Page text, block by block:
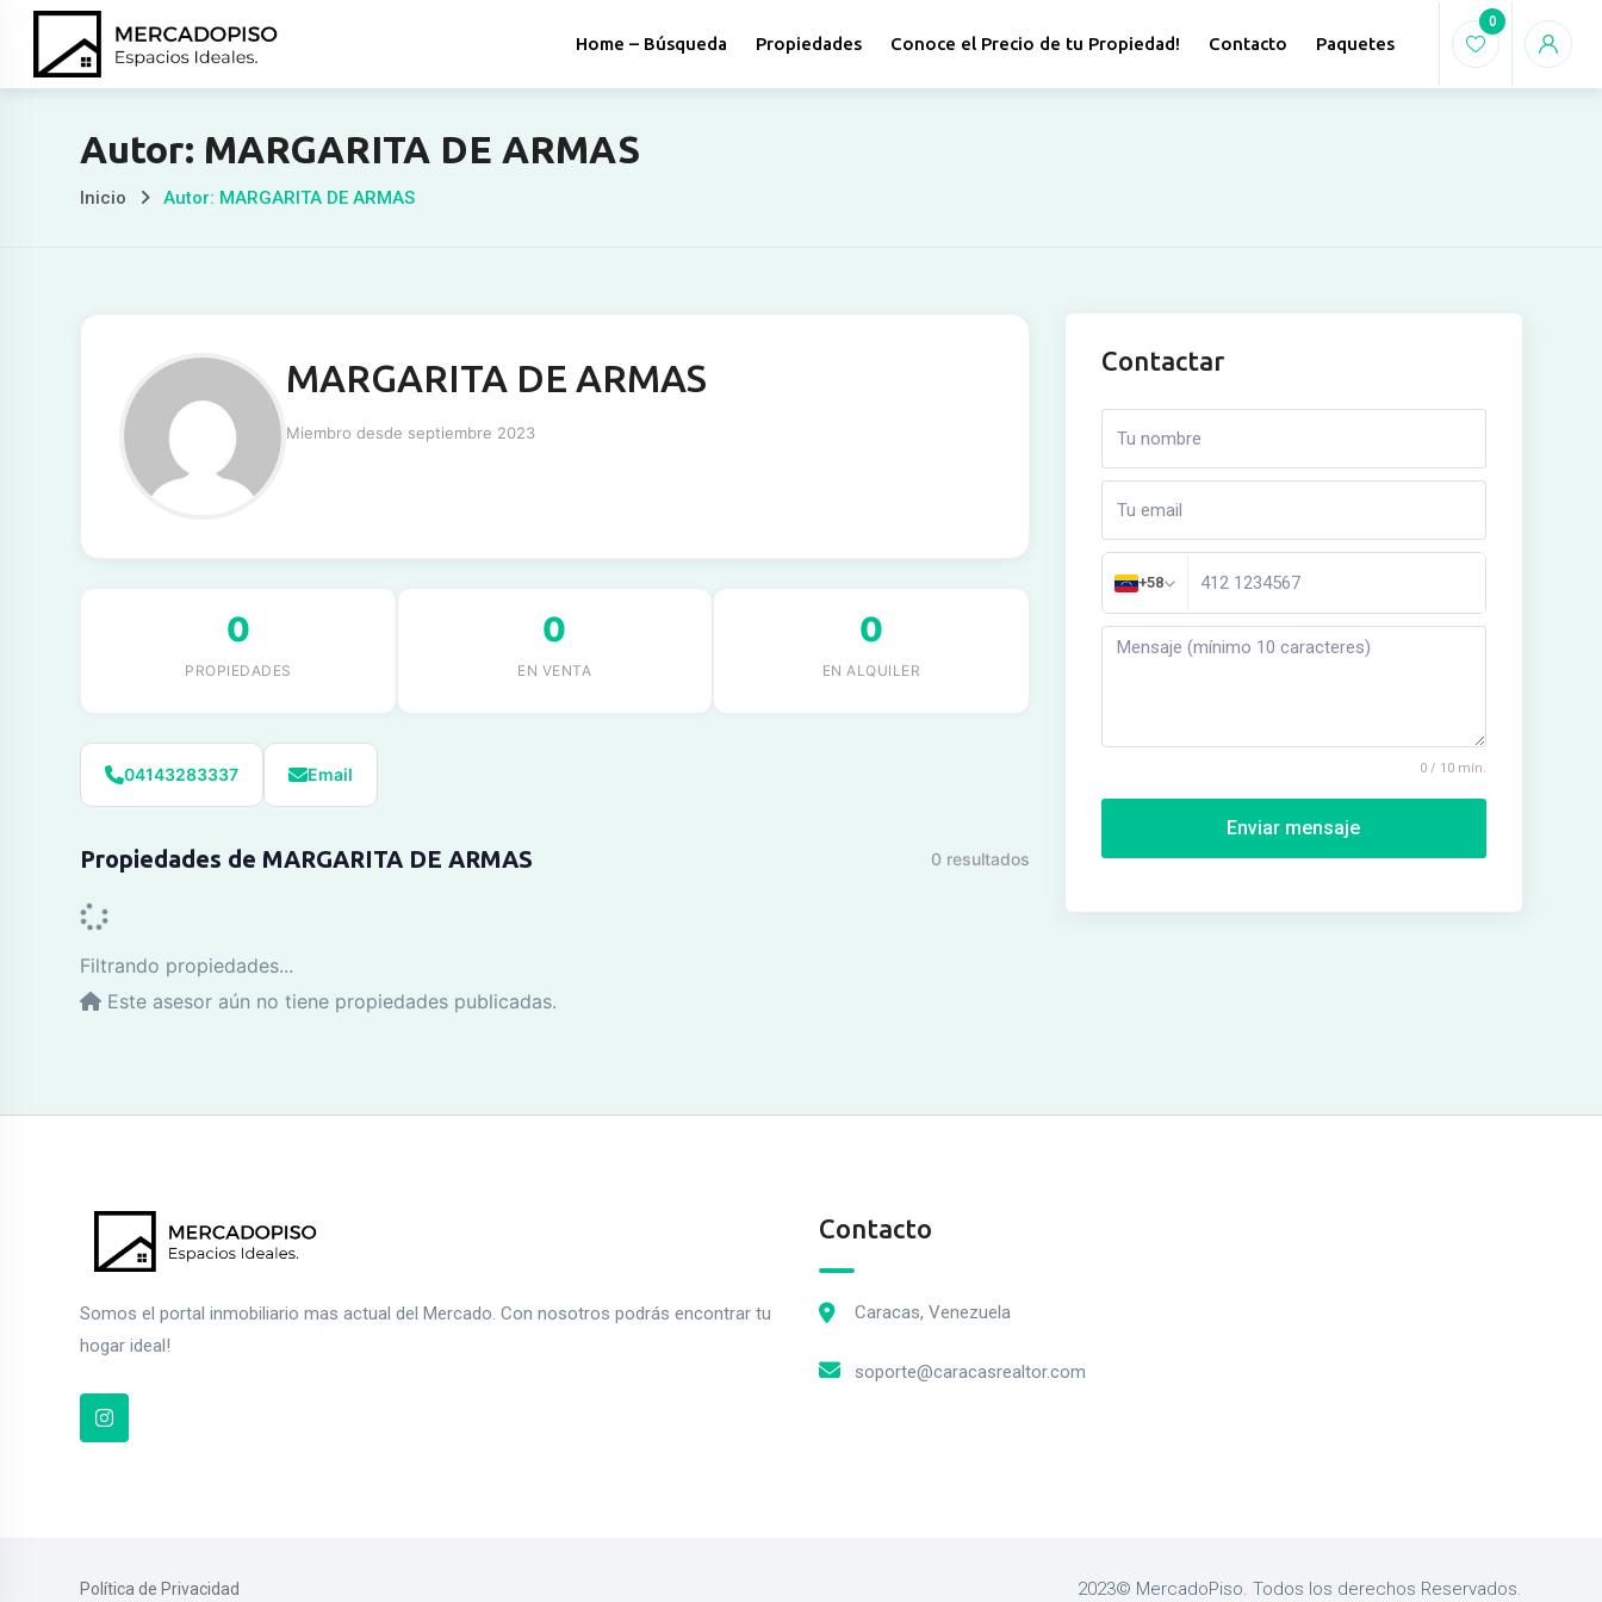
contenido
Home – Búsqueda Propiedades Conoce el Precio de tu Propiedad! Contacto Paquetes
0
Autor: MARGARITA DE ARMAS
Inicio Autor: MARGARITA DE ARMAS
MARGARITA DE ARMAS
Miembro desde septiembre 2023
0
PROPIEDADES
0
EN VENTA
0
EN ALQUILER
04143283337 Email
Propiedades de MARGARITA DE ARMAS 0 resultados
Filtrando propiedades...
Este asesor aún no tiene propiedades publicadas.
Contactar
+58
0 / 10 mín.
Enviar mensaje
Somos el portal inmobiliario mas actual del Mercado. Con nosotros podrás encontrar tu
hogar ideal!
Contacto
Caracas, Venezuela
soporte@caracasrealtor.com
Política de Privacidad 2023© MercadoPiso. Todos los derechos Reservados.